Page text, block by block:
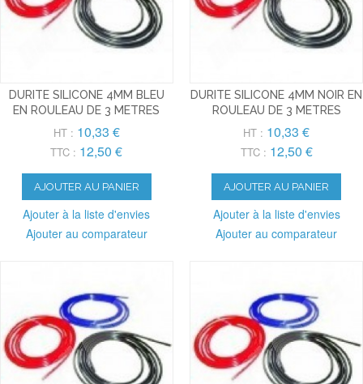
DURITE SILICONE 4MM BLEU
EN ROULEAU DE 3 METRES
HT : 10,33 €
TTC : 12,50 €
AJOUTER AU PANIER
Ajouter à la liste d'envies
Ajouter au comparateur
DURITE SILICONE 4MM NOIR EN
ROULEAU DE 3 METRES
HT : 10,33 €
TTC : 12,50 €
AJOUTER AU PANIER
Ajouter à la liste d'envies
Ajouter au comparateur